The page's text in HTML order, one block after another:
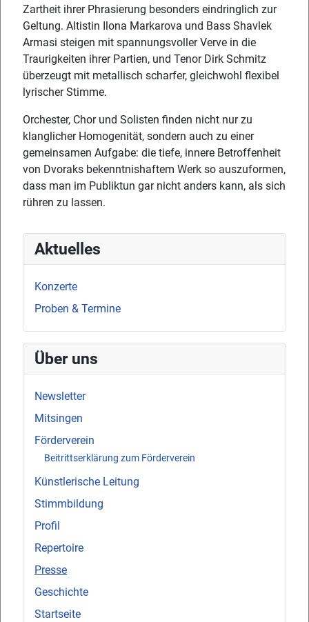
Zartheit ihrer Phrasierung besonders eindringlich zur
Geltung. Altistin Ilona Markarova und Bass Shavlek
Armasi steigen mit spannungsvoller Verve in die
Traurigkeiten ihrer Partien, und Tenor Dirk Schmitz
überzeugt mit metallisch scharfer, gleichwohl flexibel
lyrischer Stimme.
Orchester, Chor und Solisten finden nicht nur zu
klanglicher Homogenität, sondern auch zu einer
gemeinsamen Aufgabe: die tiefe, innere Betroffenheit
von Dvoraks bekenntnishaftem Werk so auszuformen,
dass man im Publiktun gar nicht anders kann, als sich
rühren zu lassen.
Aktuelles
Konzerte
Proben & Termine
Über uns
Newsletter
Mitsingen
Förderverein
Beitrittserklärung zum Förderverein
Künstlerische Leitung
Stimmbildung
Profil
Repertoire
Presse
Geschichte
Startseite